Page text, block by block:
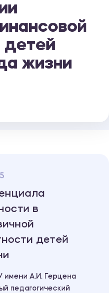
детей
жизни
в
детей
имени А.И. Герцена
педагогический